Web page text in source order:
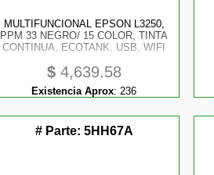
MULTIFUNCIONAL EPSON L3250,
PPM 33 NEGRO/ 15 COLOR, TINTA
CONTINUA, ECOTANK, USB, WIFI
$4,639.58
Existencia Aprox: 236
# Parte: 5HH67A